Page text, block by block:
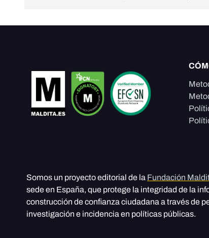
Somos un proyecto editorial de la Fundación
sede en España, que protege la integridad de la
construcción de confianza ciudadana a través de
investigación e incidencia en políticas públicas.